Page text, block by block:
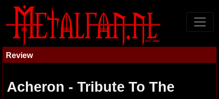
Review
Acheron - Tribute To The